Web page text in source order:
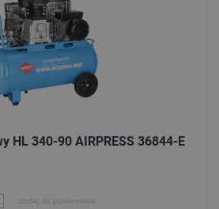
HL 340-90 AIRPRESS 36844-E
dodaj do porównania